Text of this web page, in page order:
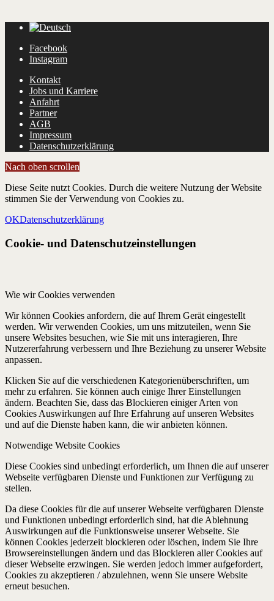
Facebook
Instagram
Kontakt
Jobs und Karriere
Anfahrt
Partner
AGB
Impressum
Datenschutzerklärung
Nach oben scrollen
Diese Seite nutzt Cookies. Durch die weitere Nutzung der Website
stimmen Sie der Verwendung von Cookies zu.
OKDatenschutzerklärung
Cookie- und Datenschutzeinstellungen
Wie wir Cookies verwenden
Wir können Cookies anfordern, die auf Ihrem Gerät eingestellt
werden. Wir verwenden Cookies, um uns mitzuteilen, wenn Sie
unsere Websites besuchen, wie Sie mit uns interagieren, Ihre
Nutzererfahrung verbessern und Ihre Beziehung zu unserer Website
anpassen.
Klicken Sie auf die verschiedenen Kategorienüberschriften, um
mehr zu erfahren. Sie können auch einige Ihrer Einstellungen
ändern. Beachten Sie, dass das Blockieren einiger Arten von
Cookies Auswirkungen auf Ihre Erfahrung auf unseren Websites
und auf die Dienste haben kann, die wir anbieten können.
Notwendige Website Cookies
Diese Cookies sind unbedingt erforderlich, um Ihnen die auf unserer
Webseite verfügbaren Dienste und Funktionen zur Verfügung zu
stellen.
Da diese Cookies für die auf unserer Webseite verfügbaren Dienste
und Funktionen unbedingt erforderlich sind, hat die Ablehnung
Auswirkungen auf die Funktionsweise unserer Webseite. Sie
können Cookies jederzeit blockieren oder löschen, indem Sie Ihre
Browsereinstellungen ändern und das Blockieren aller Cookies auf
dieser Webseite erzwingen. Sie werden jedoch immer aufgefordert,
Cookies zu akzeptieren / abzulehnen, wenn Sie unsere Website
erneut besuchen.